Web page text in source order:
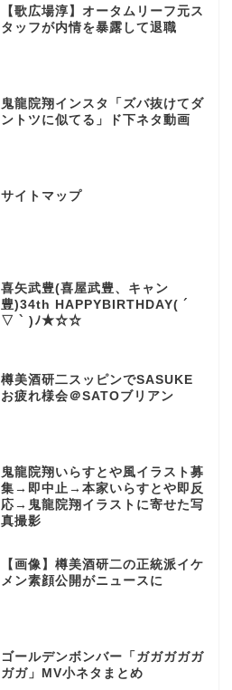
【歌広場淳】オータムリーフ元ス
タッフが内情を暴露して退職
鬼龍院翔インスタ「ズバ抜けてダ
ントツに似てる」ド下ネタ動画
サイトマップ
喜矢武豊(喜屋武豊、キャン
豊)34th HAPPYBIRTHDAY( ´
▽ ` )ﾉ★☆☆
樽美酒研二スッピンでSASUKE
お疲れ様会＠SATOブリアン
鬼龍院翔いらすとや風イラスト募
集→即中止→本家いらすとや即反
応→鬼龍院翔イラストに寄せた写
真撮影
【画像】樽美酒研二の正統派イケ
メン素顔公開がニュースに
ゴールデンボンバー「ガガガガガ
ガガ」MV小ネタまとめ